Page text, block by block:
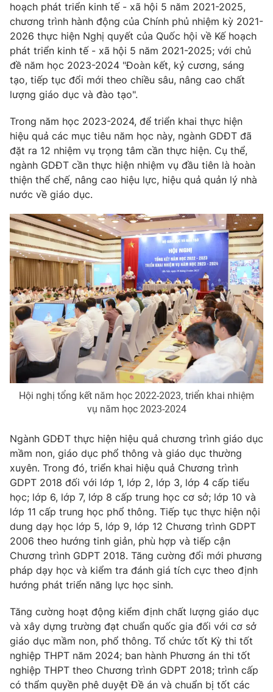
Phim VTV
Hậu trường
Nhân vật
Khán giả
Giải trí
Điện ảnh
Âm nhạc
Sao
Đời sống
Du lịch
Chất lượng cuộc sống
Giáo dục
Tuyển sinh
Học trực tuyến
Công nghệ
Hitech Công nghệ tương lai
Sản phẩm
Thị trường
Tư vấn
Giao lưu trực tuyến
Lịch phát sóng
Chuyên mục khác
Emagazine Podcast
Photo Infographic
Video Shorts video
VTV Money VTV Thể thao
Bất động sản
Thị trường 24h Tấm lòng Việt
VTV4 Vươn mình bằng AI
VTV9 VTV8
Liên hệ tòa soạn English
THỜI BÁO VTV
Theo dõi báo trên
Cơ quan chủ quản:Đài Truyền hình Việt Nam
hoạch phát triển kinh tế - xã hội 5 năm 2021-2025,
chương trình hành động của Chính phủ nhiệm kỳ 2021-
2026 thực hiện Nghị quyết của Quốc hội về Kế hoạch
phát triển kinh tế - xã hội 5 năm 2021-2025; với chủ
đề năm học 2023-2024 "Đoàn kết, kỷ cương, sáng
tạo, tiếp tục đổi mới theo chiều sâu, nâng cao chất
lượng giáo dục và đào tạo".
Trong năm học 2023-2024, để triển khai thực hiện
hiệu quả các mục tiêu năm học này, ngành GDĐT đã
đặt ra 12 nhiệm vụ trọng tâm cần thực hiện. Cụ thể,
ngành GDĐT cần thực hiện nhiệm vụ đầu tiên là hoàn
thiện thể chế, nâng cao hiệu lực, hiệu quả quản lý nhà
nước về giáo dục.
Hội nghị tổng kết năm học 2022-2023, triển khai nhiệm
vụ năm học 2023-2024
Ngành GDĐT thực hiện hiệu quả chương trình giáo dục
mầm non, giáo dục phổ thông và giáo dục thường
xuyên. Trong đó, triển khai hiệu quả Chương trình
GDPT 2018 đối với lớp 1, lớp 2, lớp 3, lớp 4 cấp tiểu
học; lớp 6, lớp 7, lớp 8 cấp trung học cơ sở; lớp 10 và
lớp 11 cấp trung học phổ thông. Tiếp tục thực hiện nội
dung dạy học lớp 5, lớp 9, lớp 12 Chương trình GDPT
2006 theo hướng tinh giản, phù hợp và tiếp cận
Chương trình GDPT 2018. Tăng cường đổi mới phương
pháp dạy học và kiểm tra đánh giá tích cực theo định
hướng phát triển năng lực học sinh.
Tăng cường hoạt động kiểm định chất lượng giáo dục
và xây dựng trường đạt chuẩn quốc gia đối với cơ sở
giáo dục mầm non, phổ thông. Tổ chức tốt Kỳ thi tốt
nghiệp THPT năm 2024; ban hành Phương án thi tốt
nghiệp THPT theo Chương trình GDPT 2018; trình cấp
có thẩm quyền phê duyệt Đề án và chuẩn bị tốt các